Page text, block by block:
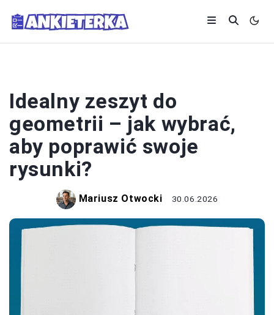
Idealny zeszyt do
geometrii – jak wybrać,
aby poprawić swoje
rysunki?
Mariusz Otwocki 30.06.2026